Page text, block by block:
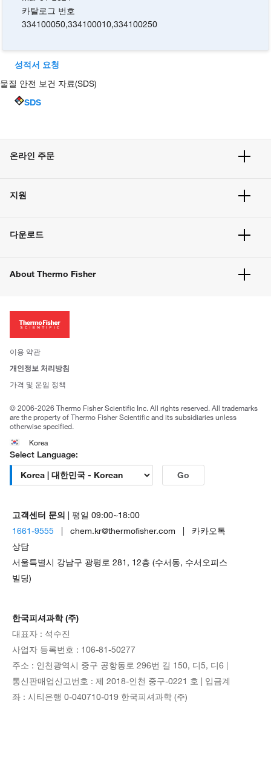
카탈로그 번호
334100050,334100010,334100250
성적서 요청
물질 안전 보건 자료(SDS)
SDS
온라인 주문
주문 방법
벌크 주문
지원
고객 센터
웹사이트 개선사항
다운로드
About Thermo Fisher
투자자
사회적 책임
브랜드
이용 약관
개인정보 처리방침
가격 및 운임 정책
© 2006-2026 Thermo Fisher Scientific Inc. All rights reserved. All trademarks
are the property of Thermo Fisher Scientific and its subsidiaries unless
otherwise specified.
Korea
Select Language:
Go
고객센터 문의
| 평일 09:00~18:00
1661-9555 | chem.kr@thermofisher.com | 카카오톡
상담
서울특별시 강남구 광평로 281, 12층 (수서동, 수서오피스
빌딩)
한국피셔과학 (주)
대표자 : 석수진
사업자 등록번호 : 106-81-50277
주소 : 인천광역시 중구 공항동로 296번 길 150, 디5, 디6 |
통신판매업신고번호 : 제 2018-인천 중구-0221 호 | 입금계
좌 : 시티은행 0-040710-019 한국피셔과학 (주)